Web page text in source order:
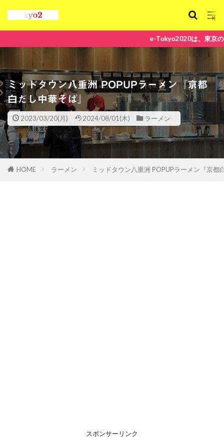
e-Tokyo2020は、東京のおすすめの観光スポット、グルメ、
ミッドタウン八重洲 POPUPラーメン『京都
白だし中華そば』
2023/03/20(月) 2024/08/01(木) ラーメン
HOME ラーメン ミッドタウン八重洲 POPUPラーメン『京都
スポンサーリンク